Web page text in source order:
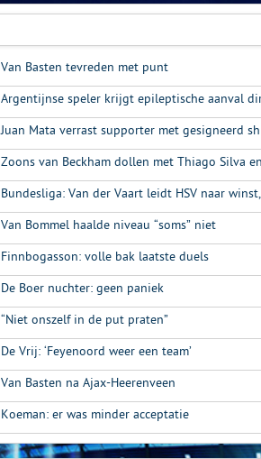
Van Basten tevreden met punt
Argentijnse speler krijgt epileptische aanval
Juan Mata verrast supporter met gesigneerd
Zoons van Beckham dollen met Thiago Silva
Bundesliga: Van der Vaart leidt HSV naar
Van Bommel haalde niveau “soms” niet
Finnbogasson: volle bak laatste duels
De Boer nuchter: geen paniek
“Niet onszelf in de put praten”
De Vrij: ‘Feyenoord weer een team’
Van Basten na Ajax-Heerenveen
Koeman: er was minder acceptatie